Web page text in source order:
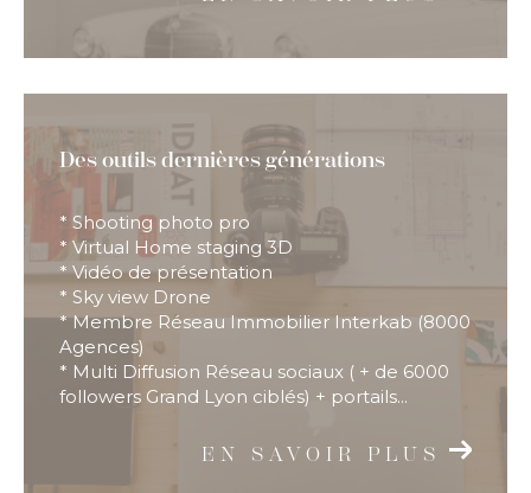
Des outils dernières générations
* Shooting photo pro
* Virtual Home staging 3D
* Vidéo de présentation
* Sky view Drone
* Membre Réseau Immobilier Interkab (8000
Agences)
* Multi Diffusion Réseau sociaux ( + de 6000
followers Grand Lyon ciblés) + portails...
EN SAVOIR PLUS